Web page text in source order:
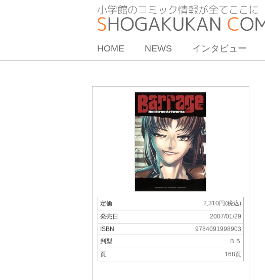
HOME NEWS インタビュー
定価
2,310円(税込)
発売日
2007/01/29
ISBN
9784091998903
判型
Ｂ５
頁
168頁